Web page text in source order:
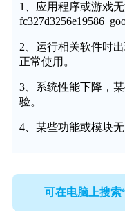
1、应用程序或游戏
2、运行相关软件时
正常使用。
3、系统性能下降，
验。
4、某些功能或模块
可在电脑上搜索